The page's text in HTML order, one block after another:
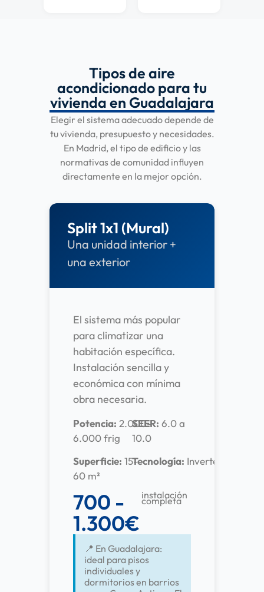
Tipos de aire
acondicionado para tu
vivienda en Guadalajara
Elegir el sistema adecuado depende de
tu vivienda, presupuesto y necesidades.
En Madrid, el tipo de edificio y las
normativas de comunidad influyen
directamente en la mejor opción.
Split 1x1 (Mural)
Una unidad interior +
una exterior
El sistema más popular
para climatizar una
habitación específica.
Instalación sencilla y
económica con mínima
obra necesaria.
Potencia: 2.000-
6.000 frig
Superficie: 15-
60 m²
SEER: 6.0 a
10.0
Tecnología: Inverter
700 -
1.300€
instalación
completa
📍 En Guadalajara:
ideal para pisos
individuales y
dormitorios en barrios